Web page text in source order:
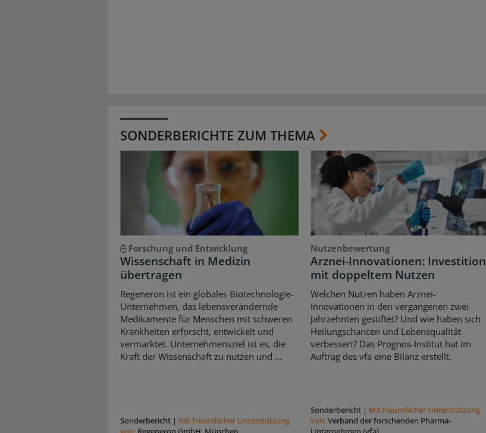
SONDERBERICHTE ZUM THEMA
Forschung und Entwicklung
Wissenschaft in Medizin
übertragen
Regeneron ist ein globales Biotechnologie-
Unternehmen, das lebensverändernde
Medikamente für Menschen mit schweren
Krankheiten erforscht, entwickelt und
vermarktet. Unternehmensziel ist es, die
Kraft der Wissenschaft zu nutzen und ...
Sonderbericht | Mit freundlicher Unterstützung
Nutzenbewertung
Arznei-Innovationen: Investition
mit doppeltem Nutzen
Welchen Nutzen haben Arznei-
Innovationen in den vergangenen zwei
Jahrzehnten gestiftet? Und wie haben sich
Heilungschancen und Lebensqualität
verbessert? Das Prognos-Institut hat im
Auftrag des vfa eine Bilanz erstellt.
Sonderbericht| Mit freundlicher Unterstützung
von:Verband der forschenden Pharma-